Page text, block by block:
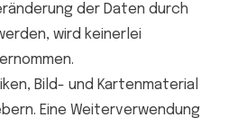
der Daten durch
wird keinerlei
Bild- und Kartenmaterial
Eine Weiterverwendung